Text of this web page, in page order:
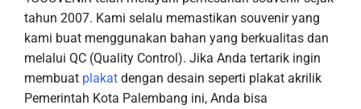
tahun 2007. Kami selalu memastikan souvenir yang
kami buat menggunakan bahan yang berkualitas dan
melalui QC (Quality Control). Jika Anda tertarik ingin
membuat plakat dengan desain seperti plakat akrilik
Pemerintah Kota Palembang ini, Anda bisa